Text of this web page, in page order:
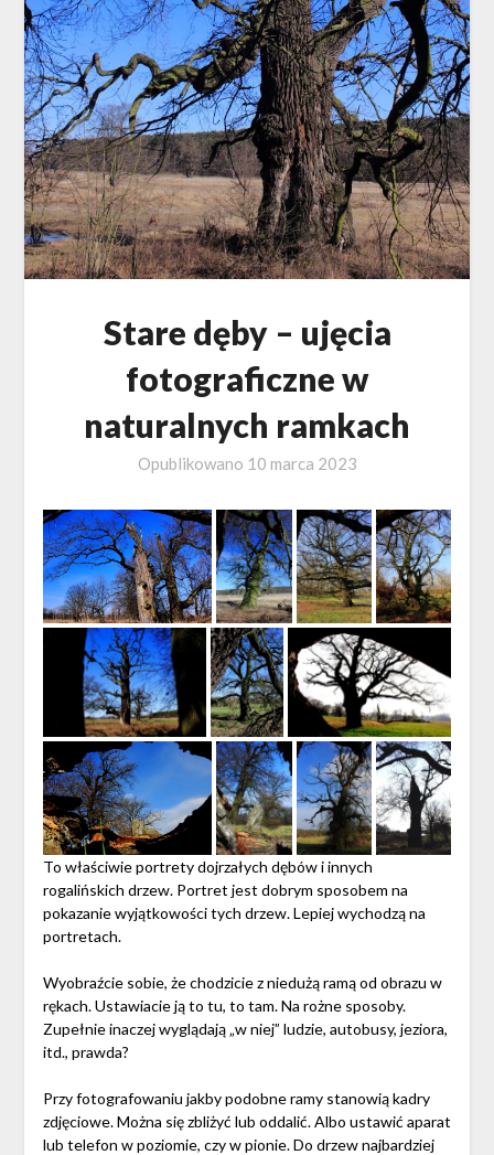
Stare dęby – ujęcia
fotograficzne w
naturalnych ramkach
Opublikowano 10 marca 2023
To właściwie portrety dojrzałych dębów i innych
rogalińskich drzew. Portret jest dobrym sposobem na
pokazanie wyjątkowości tych drzew. Lepiej wychodzą na
portretach.
Wyobraźcie sobie, że chodzicie z niedużą ramą od obrazu w
rękach. Ustawiacie ją to tu, to tam. Na rożne sposoby.
Zupełnie inaczej wyglądają „w niej” ludzie, autobusy, jeziora,
itd., prawda?
Przy fotografowaniu jakby podobne ramy stanowią kadry
zdjęciowe. Można się zbliżyć lub oddalić. Albo ustawić aparat
lub telefon w poziomie, czy w pionie. Do drzew najbardziej